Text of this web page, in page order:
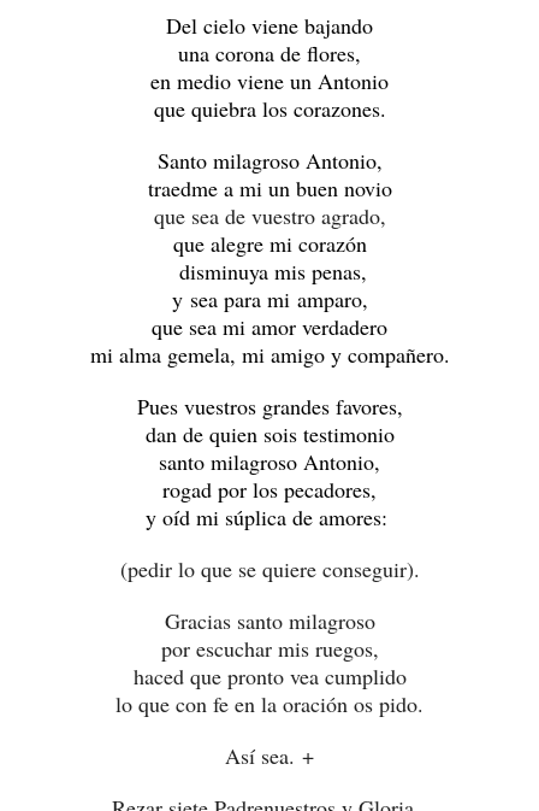
Del cielo viene bajando
una corona de flores,
en medio viene un Antonio
que quiebra los corazones.
Santo milagroso Antonio,
traedme a mi un buen novio
que sea de vuestro agrado,
que alegre mi corazón
disminuya mis penas,
y sea para mi amparo,
que sea mi amor verdadero
mi alma gemela, mi amigo y compañero.
Pues vuestros grandes favores,
dan de quien sois testimonio
santo milagroso Antonio,
rogad por los pecadores,
y oíd mi súplica de amores:
(pedir lo que se quiere conseguir).
Gracias santo milagroso
por escuchar mis ruegos,
haced que pronto vea cumplido
lo que con fe en la oración os pido.
Así sea. +